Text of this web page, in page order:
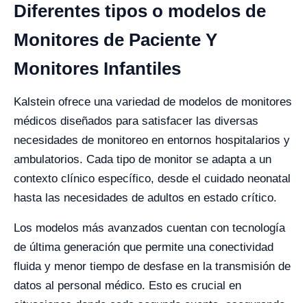
Diferentes tipos o modelos de
Monitores de Paciente Y
Monitores Infantiles
Kalstein ofrece una variedad de modelos de monitores
médicos diseñados para satisfacer las diversas
necesidades de monitoreo en entornos hospitalarios y
ambulatorios. Cada tipo de monitor se adapta a un
contexto clínico específico, desde el cuidado neonatal
hasta las necesidades de adultos en estado crítico.
Los modelos más avanzados cuentan con tecnología
de última generación que permite una conectividad
fluida y menor tiempo de desfase en la transmisión de
datos al personal médico. Esto es crucial en